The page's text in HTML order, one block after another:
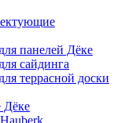
панелей Дёке
сайдинга
террасной доски
Дёке